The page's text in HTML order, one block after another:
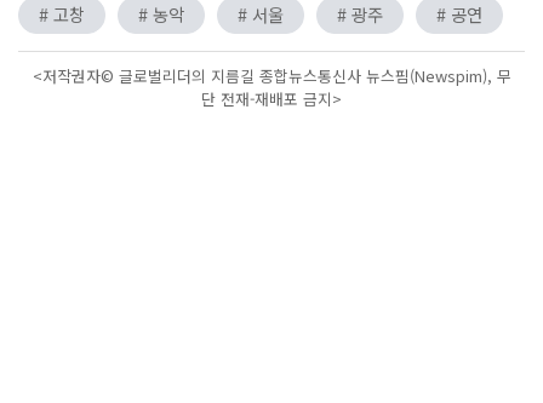
# 고창 # 농악 # 서울 # 광주 # 공연
<저작권자© 글로벌리더의 지름길 종합뉴스통신사 뉴스핌(Newspim), 무
단 전재-재배포 금지>